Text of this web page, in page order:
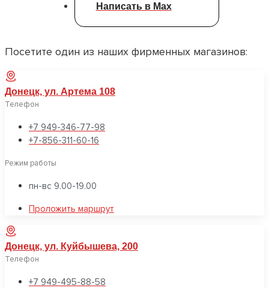
Написать в Max
Посетите один из наших фирменных магазинов:
Донецк, ул. Артема 108
Телефон
+7 949-346-77-98
+7-856-311-60-16
Режим работы
пн-вс 9.00-19.00
Проложить маршрут
Донецк, ул. Куйбышева, 200
Телефон
+7 949-495-88-58